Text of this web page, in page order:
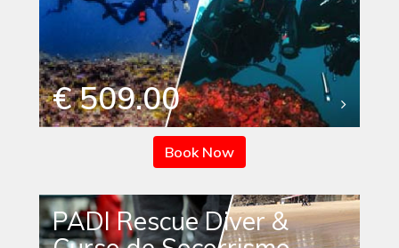
€ 509.00
Book Now
PADI Rescue Diver &